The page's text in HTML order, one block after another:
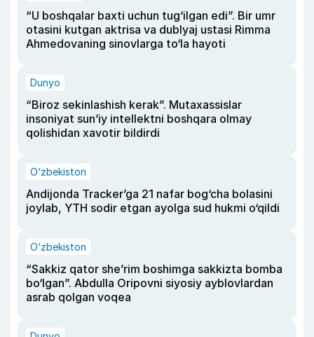
“U boshqalar baxti uchun tug‘ilgan edi”. Bir umr
otasini kutgan aktrisa va dublyaj ustasi Rimma
Ahmedovaning sinovlarga to‘la hayoti
Dunyo
“Biroz sekinlashish kerak”. Mutaxassislar
insoniyat sun’iy intellektni boshqara olmay
qolishidan xavotir bildirdi
O‘zbekiston
Andijonda Tracker’ga 21 nafar bog‘cha bolasini
joylab, YTH sodir etgan ayolga sud hukmi o‘qildi
O‘zbekiston
“Sakkiz qator she’rim boshimga sakkizta bomba
bo‘lgan”. Abdulla Oripovni siyosiy ayblovlardan
asrab qolgan voqea